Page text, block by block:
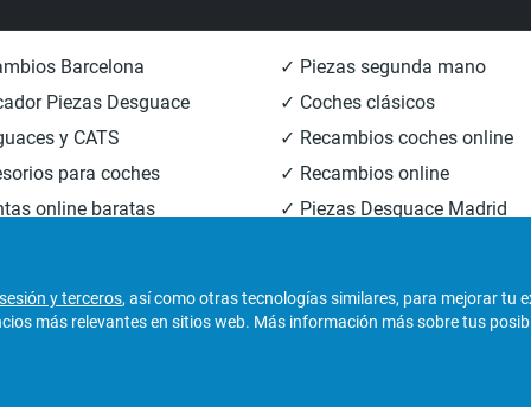
Barcelona
Piezas Desguace
y CATS
para coches
online baratas
✓ Piezas segunda mano
✓ Coches clásicos
✓ Recambios coches online
✓ Recambios online
✓ Piezas Desguace Madrid
y terceros, así como otras tecnologías similares, para mejorar tu
más relevantes en sitios web. Más información más sobre tus